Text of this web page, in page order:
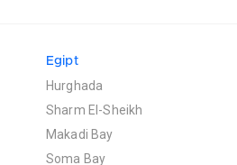
Egipt
Hurghada
Sharm El-Sheikh
Makadi Bay
Soma Bay